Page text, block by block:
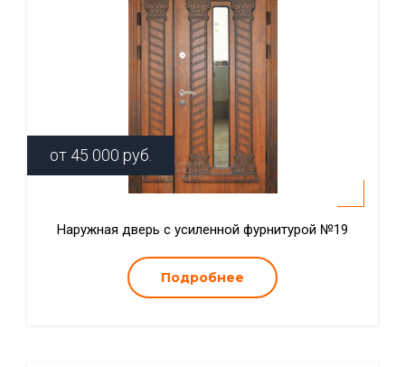
от 45 000 руб.
Наружная дверь с усиленной фурнитурой №19
Подробнее